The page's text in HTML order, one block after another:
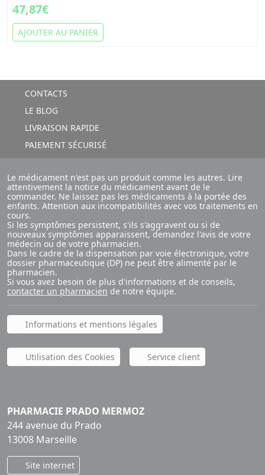
47,87€
AJOUTER AU PANIER
CONTACTS
LE BLOG
LIVRAISON RAPIDE
PAIEMENT SÉCURISÉ
Le médicament n'est pas un produit comme les autres. Lire
attentivement la notice du médicament avant de le
commander. Ne laissez pas les médicaments à la portée des
enfants. Attention aux incompatibilités avec vos traitements en
cours.
Si les symptômes persistent, s'ils s'aggravent ou si de
nouveaux symptômes apparaissent, demandez l'avis de votre
médecin ou de votre pharmacien.
Dans le cadre de la dispensation par voie électronique, votre
dossier pharmaceutique (DP) ne peut être alimenté par le
pharmacien.
Si vous avez besoin de plus d'informations et de conseils,
contacter un pharmacien de notre équipe.
Informations et mentions légales
Utilisation des Cookies Service client
PHARMACIE PRADO MERMOZ
244 avenue du Prado
13008 Marseille
Site internet